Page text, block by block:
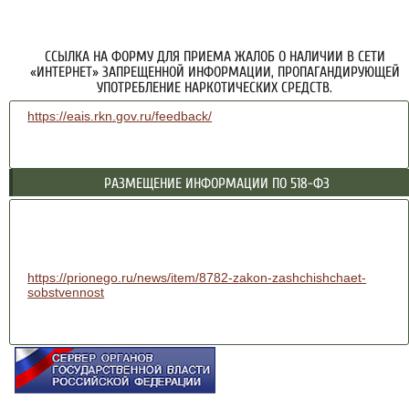
ССЫЛКА НА ФОРМУ ДЛЯ ПРИЕМА ЖАЛОБ О НАЛИЧИИ В СЕТИ
«ИНТЕРНЕТ» ЗАПРЕЩЕННОЙ ИНФОРМАЦИИ, ПРОПАГАНДИРУЮЩЕЙ
УПОТРЕБЛЕНИЕ НАРКОТИЧЕСКИХ СРЕДСТВ.
https://eais.rkn.gov.ru/feedback/
РАЗМЕЩЕНИЕ ИНФОРМАЦИИ ПО 518-ФЗ
https://prionego.ru/news/item/8782-zakon-zashchishchaet-
sobstvennost